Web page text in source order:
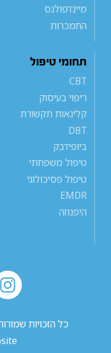
מיינדפולנס
התמכרות
תחומי טיפול
CBT
ריפוי בעיסוק
קלינאות תקשורת
DBT
ביופידבק
טיפול משפחתי
טיפול פסיכולוגי
EMDR
היפנוזה
כל הזכויות שמורות